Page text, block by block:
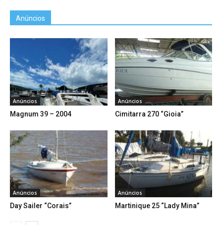
Anúncios
Anúncios
Magnum 39 – 2004
Anúncios
Cimitarra 270 “Gioia”
Anúncios
Day Sailer “Corais”
Anúncios
Martinique 25 “Lady Mina”